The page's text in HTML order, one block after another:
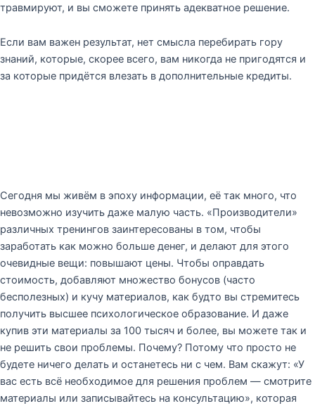
травмируют, и вы сможете принять адекватное решение.
Если вам важен результат, нет смысла перебирать гору
знаний, которые, скорее всего, вам никогда не пригодятся и
за которые придётся влезать в дополнительные кредиты.
Сегодня мы живём в эпоху информации, её так много, что
невозможно изучить даже малую часть. «Производители»
различных тренингов заинтересованы в том, чтобы
заработать как можно больше денег, и делают для этого
очевидные вещи: повышают цены. Чтобы оправдать
стоимость, добавляют множество бонусов (часто
бесполезных) и кучу материалов, как будто вы стремитесь
получить высшее психологическое образование. И даже
купив эти материалы за 100 тысяч и более, вы можете так и
не решить свои проблемы. Почему? Потому что просто не
будете ничего делать и останетесь ни с чем. Вам скажут: «У
вас есть всё необходимое для решения проблем — смотрите
материалы или записывайтесь на консультацию», которая